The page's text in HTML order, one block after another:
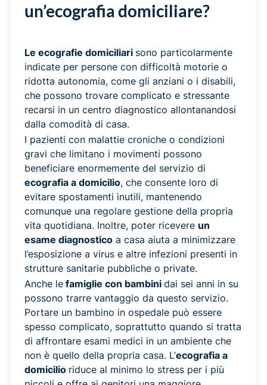
un’ecografia domiciliare?
Le ecografie domiciliari sono particolarmente
indicate per persone con difficoltà motorie o
ridotta autonomia, come gli anziani o i disabili,
che possono trovare complicato e stressante
recarsi in un centro diagnostico allontanandosi
dalla comodità di casa.
I pazienti con malattie croniche o condizioni
gravi che limitano i movimenti possono
beneficiare enormemente del servizio di
ecografia a domicilio, che consente loro di
evitare spostamenti inutili, mantenendo
comunque una regolare gestione della propria
vita quotidiana. Inoltre, poter ricevere un
esame diagnostico a casa aiuta a minimizzare
l’esposizione a virus e altre infezioni presenti in
strutture sanitarie pubbliche o private.
Anche le famiglie con bambini dai sei anni in su
possono trarre vantaggio da questo servizio.
Portare un bambino in ospedale può essere
spesso complicato, soprattutto quando si tratta
di affrontare esami medici in un ambiente che
non è quello della propria casa. L’ecografia a
domicilio riduce al minimo lo stress per i più